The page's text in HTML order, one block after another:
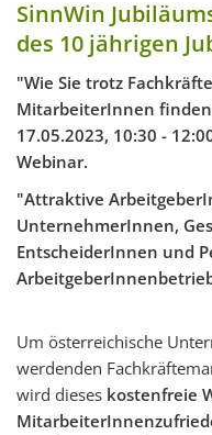
SinnWin
des 10 jährigen
"Wie Sie trotz
MitarbeiterInnen
17.05.2023, 10:30 -
Webinar.
"Attraktive
UnternehmerInnen,
EntscheiderInnen und
Um österreichische
werdenden
wird dieses kostenfreie